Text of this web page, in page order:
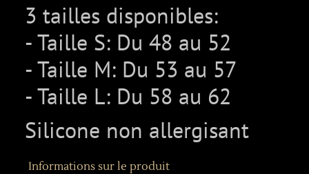
3 tailles disponibles:
- Taille S: Du 48 au 52
- Taille M: Du 53 au 57
- Taille L: Du 58 au 62
Silicone non allergisant
Informations sur le produit